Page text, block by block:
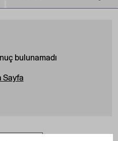
bulunamadı
Sayfa